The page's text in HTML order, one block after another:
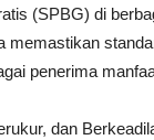
(SPBG) di
memastikan
penerima
dan